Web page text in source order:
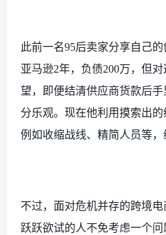
此前一名95后卖家分享自己
亚马逊2年，负债200万，但
望，即便结清供应商货款后
分乐观。现在他利用摸索出的
例如收缩战线、精简人员等，
不过，面对危机并存的跨境
跃跃欲试的人不免考虑一个